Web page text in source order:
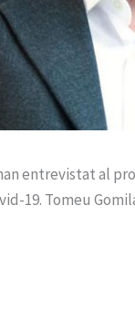
entrevistat al
19. Tomeu